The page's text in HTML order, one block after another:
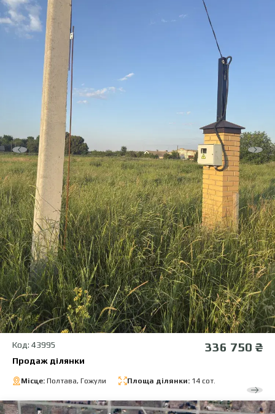
Код: 43995 336 750 ₴
Продаж ділянки
Місце: Полтава, Гожули Площа ділянки: 14 сот.